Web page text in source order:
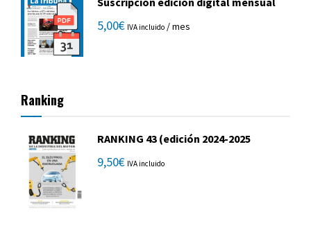
5,00€ IVA incluido / mes
Ranking
RANKING 43 (edición 2024-2025
9,50€ IVA incluido